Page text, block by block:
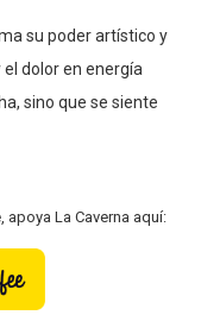
su poder artístico y
dolor en energía
sino que se siente
La Caverna aquí: